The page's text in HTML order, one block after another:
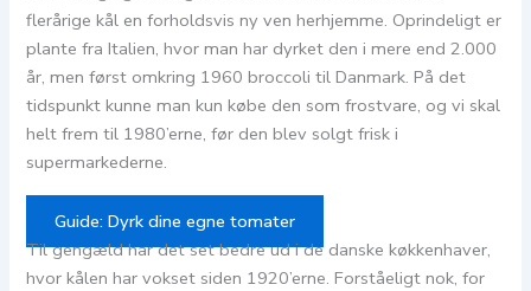
flerårige kål en forholdsvis ny ven herhjemme. Oprindeligt er
plante fra Italien, hvor man har dyrket den i mere end 2.000
år, men først omkring 1960 broccoli til Danmark. På det
tidspunkt kunne man kun købe den som frostvare, og vi skal
helt frem til 1980’erne, før den blev solgt frisk i
supermarkederne.
Guide: Dyrk dine egne tomater
Til gengæld har det set bedre ud i de danske køkkenhaver,
hvor kålen har vokset siden 1920’erne. Forståeligt nok, for